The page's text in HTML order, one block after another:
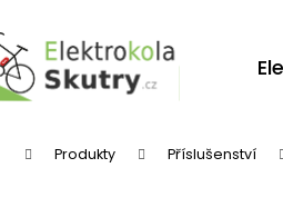
Domů Produkty Příslušenství